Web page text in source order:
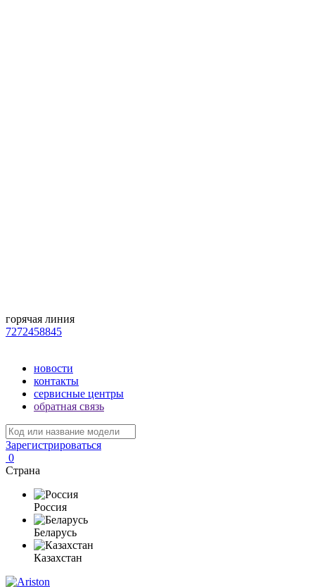
горячая линия
7272458845
новости
контакты
сервисные центры
обратная связь
Зарегистрироваться
0
Страна
Россия
Беларусь
Казахстан